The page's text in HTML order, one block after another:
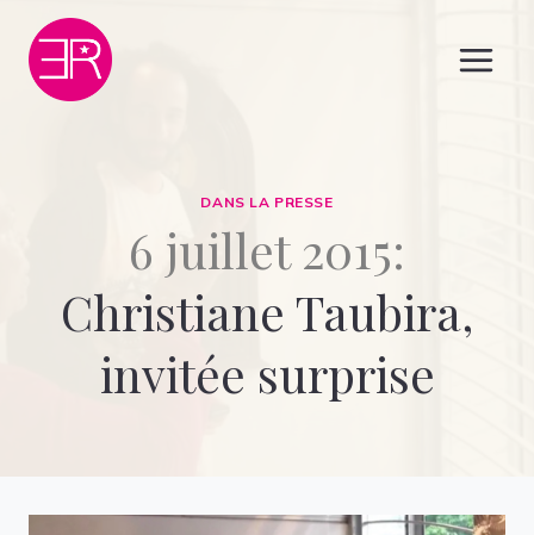
contenu
DANS LA PRESSE
6 juillet 2015:
Christiane Taubira,
invitée surprise